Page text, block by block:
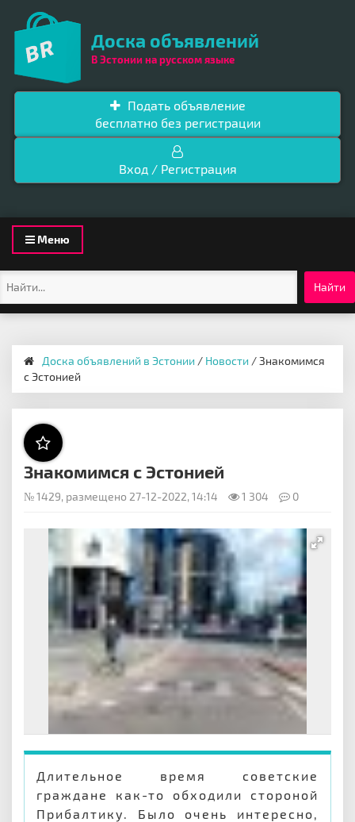
Доска объявлений
В Эстонии на русском языке
Подать объявление
бесплатно без регистрации
Вход / Регистрация
Toggle
navigation
Меню
Найти
Доска объявлений в Эстонии / Новости / Знакомимся
с Эстонией
Знакомимся с Эстонией
№ 1429, размещено 27-12-2022, 14:14 1 304 0
Длительное время советские
граждане как-то обходили стороной
Прибалтику. Было очень интересно,